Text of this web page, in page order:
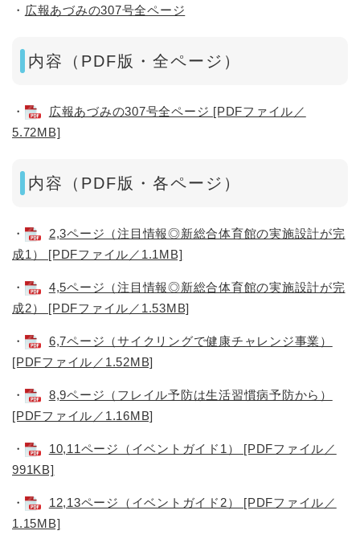
・ 広報あづみの307号全ページ
内容（PDF版・全ページ）
・
広報あづみの307号全ページ [PDFファイル／
5.72MB]
内容（PDF版・各ページ）
・
2,3ページ（注目情報◎新総合体育館の実施設計が完
成1） [PDFファイル／1.1MB]
・
4,5ページ（注目情報◎新総合体育館の実施設計が完
成2） [PDFファイル／1.53MB]
・
6,7ページ（サイクリングで健康チャレンジ事業）
[PDFファイル／1.52MB]
・
8,9ページ（フレイル予防は生活習慣病予防から）
[PDFファイル／1.16MB]
・
10,11ページ（イベントガイド1） [PDFファイル／
991KB]
・
12,13ページ（イベントガイド2） [PDFファイル／
1.15MB]